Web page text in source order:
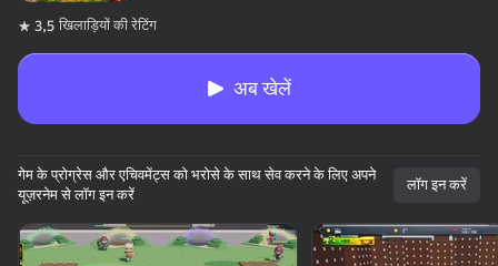
डिवाइस घुमाएँ
3,5 खिलाड़ियों की रेटिंग
अब खेलें
गेम के प्रोग्रेस और एचिवमेंट्स को भरोसे के साथ सेव करने के लिए अपने
यूज़रनेम से लॉग इन करें
लॉग इन करें